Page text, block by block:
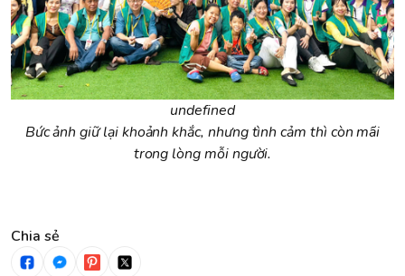
undefined
Bức ảnh giữ lại khoảnh khắc, nhưng tình cảm thì còn mãi
trong lòng mỗi người.
Chia sẻ